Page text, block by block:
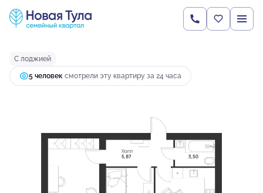
2-комнатная50.06 м 5 693 274 руб.
Ипотекаот 21 856 руб.
С лоджией
5 человек смотрели эту квартиру за 24 часа